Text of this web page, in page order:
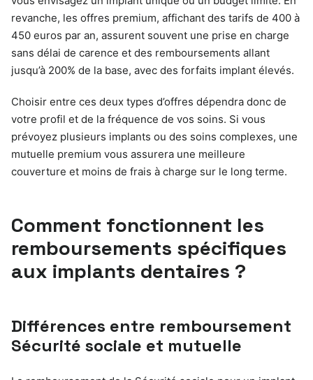
revanche, les offres premium, affichant des tarifs de 400 à
450 euros par an, assurent souvent une prise en charge
sans délai de carence et des remboursements allant
jusqu’à 200% de la base, avec des forfaits implant élevés.
Choisir entre ces deux types d’offres dépendra donc de
votre profil et de la fréquence de vos soins. Si vous
prévoyez plusieurs implants ou des soins complexes, une
mutuelle premium vous assurera une meilleure
couverture et moins de frais à charge sur le long terme.
Comment fonctionnent les
remboursements spécifiques
aux implants dentaires ?
Différences entre remboursement
Sécurité sociale et mutuelle